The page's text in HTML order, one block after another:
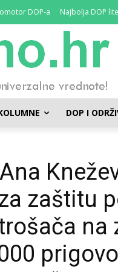
DOP-a Najbolja DOP
DOP I
zaštitu
na